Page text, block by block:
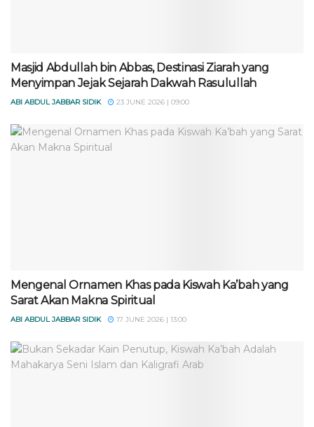
Masjid Abdullah bin Abbas, Destinasi Ziarah yang
Menyimpan Jejak Sejarah Dakwah Rasulullah
ABI ABDUL JABBAR SIDIK 23 JUNE 2026 | 09:00
Mengenal Ornamen Khas pada Kiswah Ka’bah yang
Sarat Akan Makna Spiritual
ABI ABDUL JABBAR SIDIK 17 JUNE 2026 | 13:00